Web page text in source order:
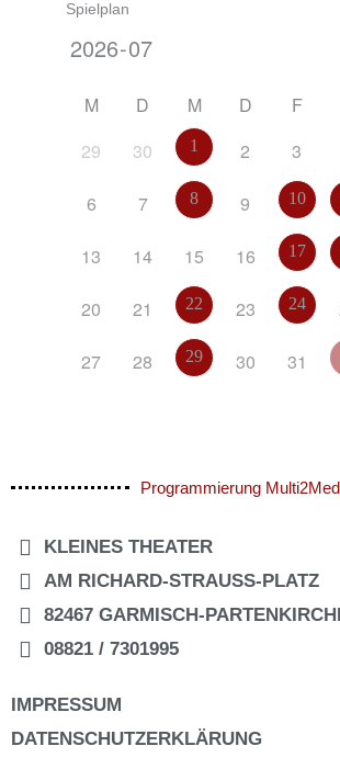
Spielplan
M D M D F
29
30 1 2 3
6 7 8 9 10
13 14 15 16 17
20 21 22 23 24
27 28 29 30 31
Programmierung
KLEINES THEATER
AM RICHARD-STRAUSS-PLATZ
82467 GARMISCH-
08821 / 7301995
IMPRESSUM
DATENSCHUTZERKLÄRUNG